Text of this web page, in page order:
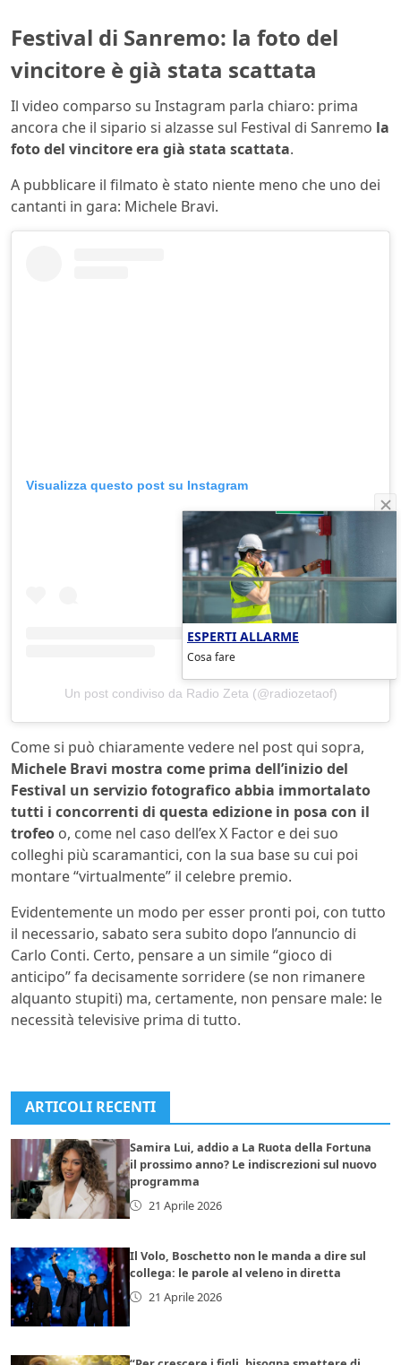
Festival di Sanremo: la foto del
vincitore è già stata scattata
Il video comparso su Instagram parla chiaro: prima
ancora che il sipario si alzasse sul Festival di Sanremo la
foto del vincitore era già stata scattata.
A pubblicare il filmato è stato niente meno che uno dei
cantanti in gara: Michele Bravi.
Visualizza questo post su Instagram
Un post condiviso da Radio Zeta (@radiozetaof)
Come si può chiaramente vedere nel post qui sopra,
Michele Bravi mostra come prima dell’inizio del
Festival un servizio fotografico abbia immortalato
tutti i concorrenti di questa edizione in posa con il
trofeo o, come nel caso dell’ex X Factor e dei suo
colleghi più scaramantici, con la sua base su cui poi
montare “virtualmente” il celebre premio.
Evidentemente un modo per esser pronti poi, con tutto
il necessario, sabato sera subito dopo l’annuncio di
Carlo Conti. Certo, pensare a un simile “gioco di
anticipo” fa decisamente sorridere (se non rimanere
alquanto stupiti) ma, certamente, non pensare male: le
necessità televisive prima di tutto.
ARTICOLI RECENTI
Samira Lui, addio a La Ruota della Fortuna
il prossimo anno? Le indiscrezioni sul nuovo
programma
21 Aprile 2026
Il Volo, Boschetto non le manda a dire sul
collega: le parole al veleno in diretta
21 Aprile 2026
ESPERTI ALLARME
Cosa fare